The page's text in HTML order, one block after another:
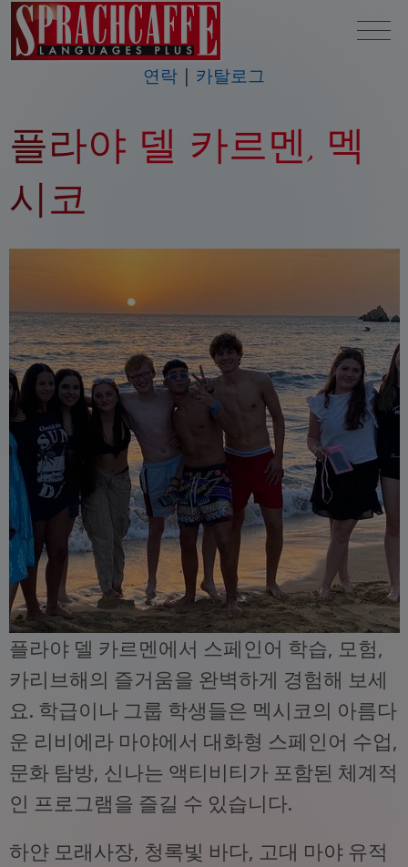
연락 카탈로그
플라야 델 카르멘, 멕
시코
플라야 델 카르멘에서 스페인어 학습, 모험,
카리브해의 즐거움을 완벽하게 경험해 보세
요. 학급이나 그룹 학생들은 멕시코의 아름다
운 리비에라 마야에서 대화형 스페인어 수업,
문화 탐방, 신나는 액티비티가 포함된 체계적
인 프로그램을 즐길 수 있습니다.
하얀 모래사장, 청록빛 바다, 고대 마야 유적